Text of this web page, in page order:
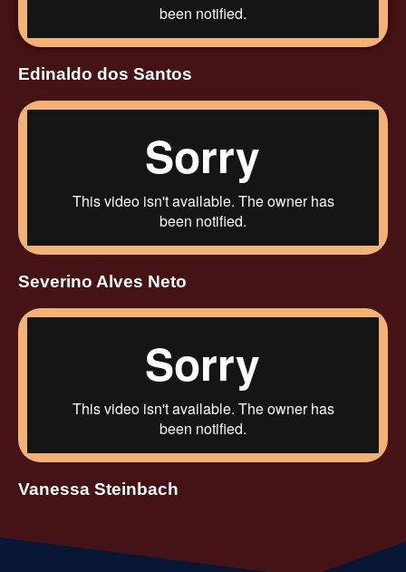
Edinaldo dos Santos
Severino Alves Neto
Vanessa Steinbach